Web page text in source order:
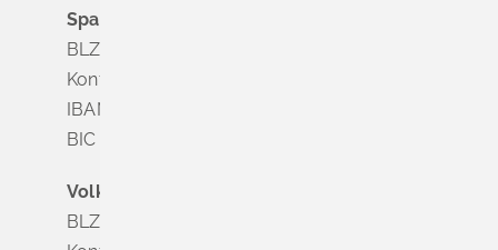
Sparkasse Markgräflerland Müllheim
BLZ 683 518 65
Konto Nr. 8 028 524
IBAN DE63 6835 1865 0008 0285 24
BIC SOLADES1MGL
Volksbank Dreiländereck
BLZ 683 900 00